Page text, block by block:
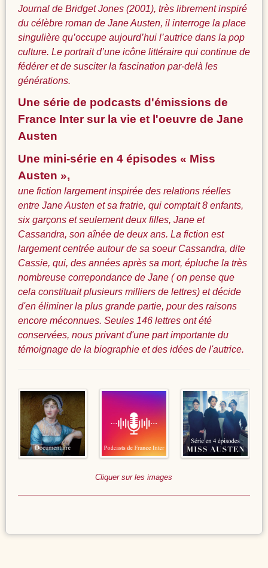
Journal de Bridget Jones (2001), très librement inspiré
du célèbre roman de Jane Austen, il interroge la place
singulière qu’occupe aujourd’hui l’autrice dans la pop
culture. Le portrait d’une icône littéraire qui continue de
fédérer et de susciter la fascination par-delà les
générations.
Une série de podcasts d'émissions de
France Inter sur la vie et l'oeuvre de Jane
Austen
Une mini-série en 4 épisodes « Miss
Austen »,
une fiction largement inspirée des relations réelles
entre Jane Austen et sa fratrie, qui comptait 8 enfants,
six garçons et seulement deux filles, Jane et
Cassandra, son aînée de deux ans. La fiction est
largement centrée autour de sa soeur Cassandra, dite
Cassie, qui, des années après sa mort, épluche la très
nombreuse correpondance de Jane ( on pense que
cela constituait plusieurs milliers de lettres) et décide
d'en éliminer la plus grande partie, pour des raisons
encore méconnues. Seules 146 lettres ont été
conservées, nous privant d'une part importante du
témoignage de la biographie et des idées de l'autrice.
Cliquer sur les images